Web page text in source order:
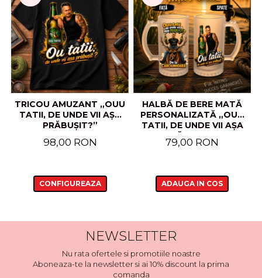
TRICOU AMUZANT „OUU
TATII, DE UNDE VII AȘA
PRĂBUȘIT?”
98,00 RON
CONFIGUREAZA
HALBĂ DE BERE MATĂ
PERSONALIZATĂ „OUU
TATII, DE UNDE VII AȘA
79,00 RON
ADAUGA IN COS
NEWSLETTER
Nu rata ofertele si promotiile noastre
Aboneaza-te la newsletter si ai 10% discount la prima
comanda